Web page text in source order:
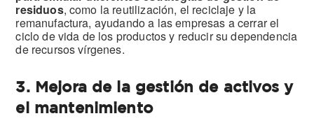
residuos, como la reutilización, el reciclaje y la
remanufactura, ayudando a las empresas a cerrar el
ciclo de vida de los productos y reducir su dependencia
de recursos vírgenes.
3. Mejora de la gestión de activos y
el mantenimiento